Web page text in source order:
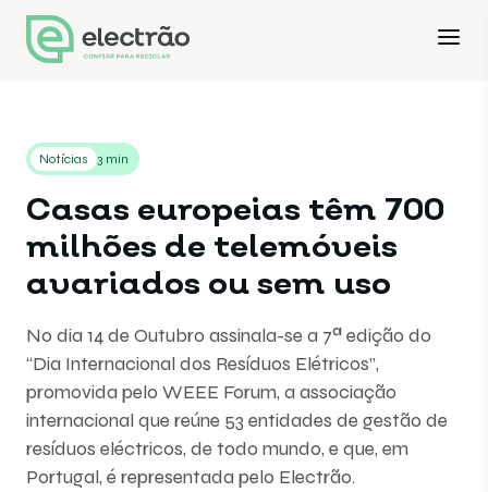
Notícias 3 min
Casas europeias têm 700
milhões de telemóveis
avariados ou sem uso
No dia 14 de Outubro assinala-se a 7ª edição do
“Dia Internacional dos Resíduos Elétricos”,
promovida pelo WEEE Forum, a associação
internacional que reúne 53 entidades de gestão de
resíduos eléctricos, de todo mundo, e que, em
Portugal, é representada pelo Electrão.